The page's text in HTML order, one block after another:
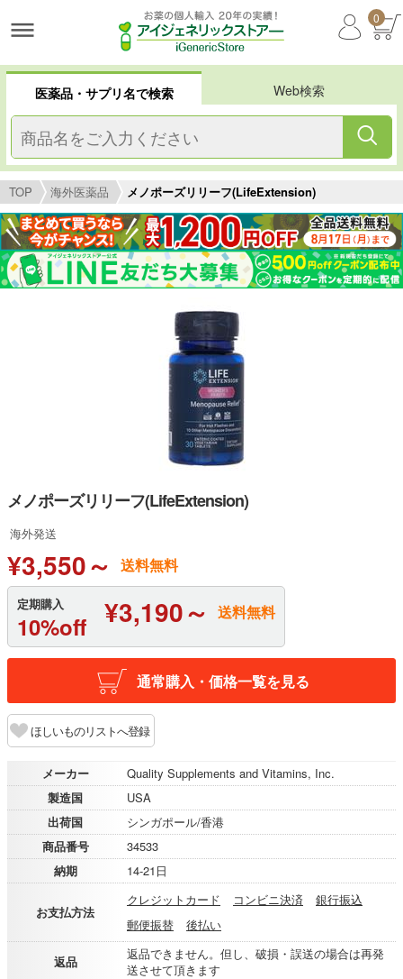
0
医薬品・サプリ名で検索 Web検索
TOP 海外医薬品 メノポーズリリーフ(LifeExtension)
メノポーズリリーフ(LifeExtension)
海外発送
¥3,550～ 送料無料
定期購入
10%off ¥3,190～ 送料無料
通常購入・価格一覧を見る
ほしいものリストへ登録
メーカー
Quality Supplements and Vitamins, Inc.
製造国
USA
出荷国
シンガポール/香港
商品番号
34533
納期
14-21日
お支払方法
クレジットカード コンビニ決済
銀行振込
郵便振替
後払い
返品
返品できません。但し、破損・誤送の場合は再発
送させて頂きます